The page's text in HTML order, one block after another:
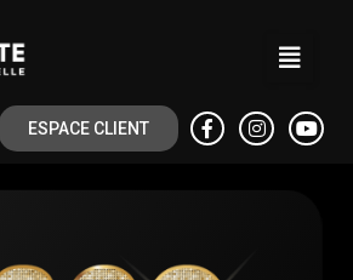
ESPACE CLIENT